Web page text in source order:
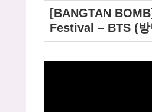
[BANGTAN
Festival – BTS (방